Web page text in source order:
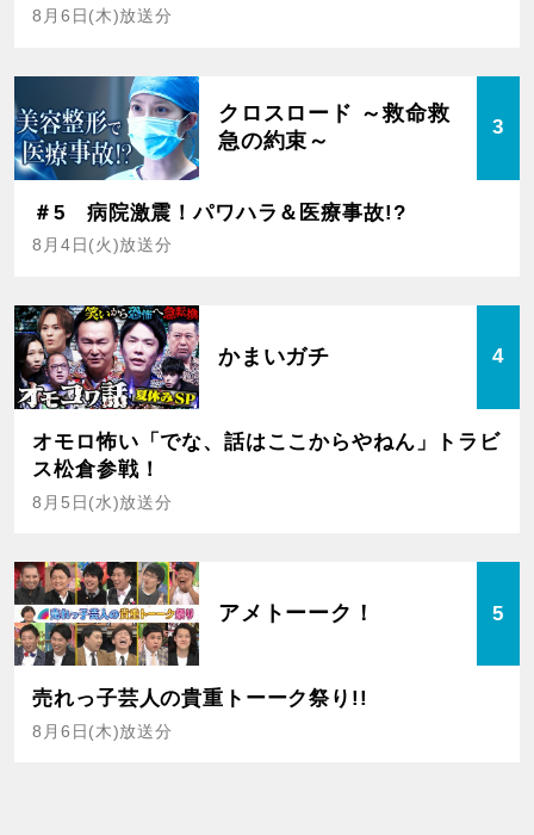
8月6日(木)放送分
クロスロード ～救命救
急の約束～
3
＃5 病院激震！パワハラ＆医療事故!?
8月4日(火)放送分
かまいガチ 4
オモロ怖い「でな、話はここからやねん」トラビ
ス松倉参戦！
8月5日(水)放送分
アメトーーク！ 5
売れっ子芸人の貴重トーーク祭り!!
8月6日(木)放送分